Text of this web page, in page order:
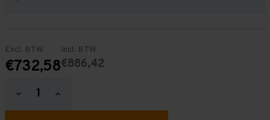
Excl. BTW
€732,58
Incl. BTW
€886,42
Hoeveelheid
verlagen
Hoeveelheid
verhogen